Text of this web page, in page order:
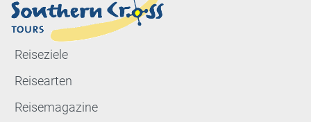
Reiseziele
Reisearten
Reisemagazine